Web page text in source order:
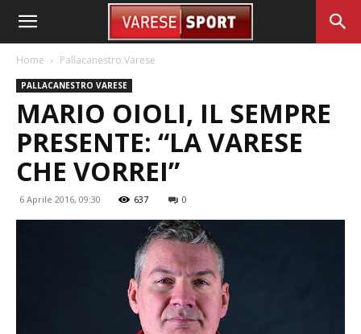
Home Pallacanestro Varese
PALLACANESTRO VARESE
MARIO OIOLI, IL SEMPRE
PRESENTE: “LA VARESE
CHE VORREI”
6 Aprile 2016, 09:30 637 0